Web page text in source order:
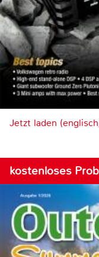
Jetzt laden
kostenloses